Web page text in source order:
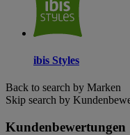
ibis Styles
Back to search by Marken
Skip search by
Kundenbewertungen